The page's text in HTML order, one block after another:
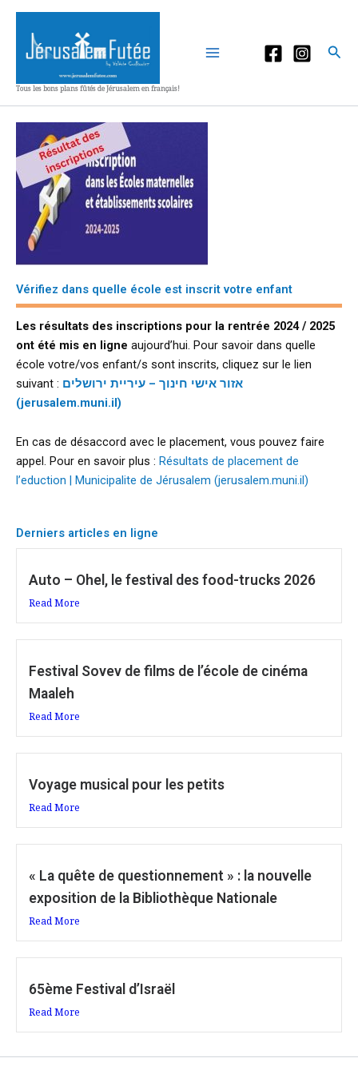
Aller
contenu
Tous les bons plans fûtés de Jérusalem en français!
Vérifiez dans quelle école est inscrit votre enfant
Les résultats des inscriptions pour la rentrée 2024 / 2025
ont été mis en ligne aujourd’hui. Pour savoir dans quelle
école votre/vos enfant/s sont inscrits, cliquez sur le lien
suivant : אזור אישי חינוך – עיריית ירושלים
(jerusalem.muni.il)
En cas de désaccord avec le placement, vous pouvez faire
appel. Pour en savoir plus : Résultats de placement de
l’eduction | Municipalite de Jérusalem (jerusalem.muni.il)
Derniers articles en ligne
Auto – Ohel, le festival des food-trucks 2026
Read More
Festival Sovev de films de l’école de cinéma
Maaleh
Read More
Voyage musical pour les petits
Read More
« La quête de questionnement » : la nouvelle
exposition de la Bibliothèque Nationale
Read More
65ème Festival d’Israël
Read More